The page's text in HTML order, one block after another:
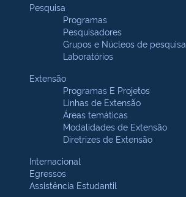
Pesquisa
Programas
Pesquisadores
Grupos e Núcleos de pesquisa
Laboratórios
Extensão
Programas E Projetos
Linhas de Extensão
Áreas temáticas
Modalidades de Extensão
Diretrizes de Extensão
Internacional
Egressos
Assistência Estudantil